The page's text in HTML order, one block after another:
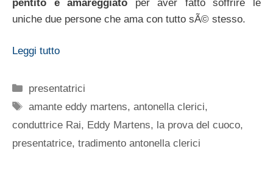
pentito e amareggiato per aver fatto soffrire le
uniche due persone che ama con tutto sÃ© stesso.
Leggi tutto
Categorie
presentatrici
Tag
amante eddy martens,antonella clerici,
conduttrice Rai, Eddy Martens, la prova del cuoco,
presentatrice, tradimento antonella clerici